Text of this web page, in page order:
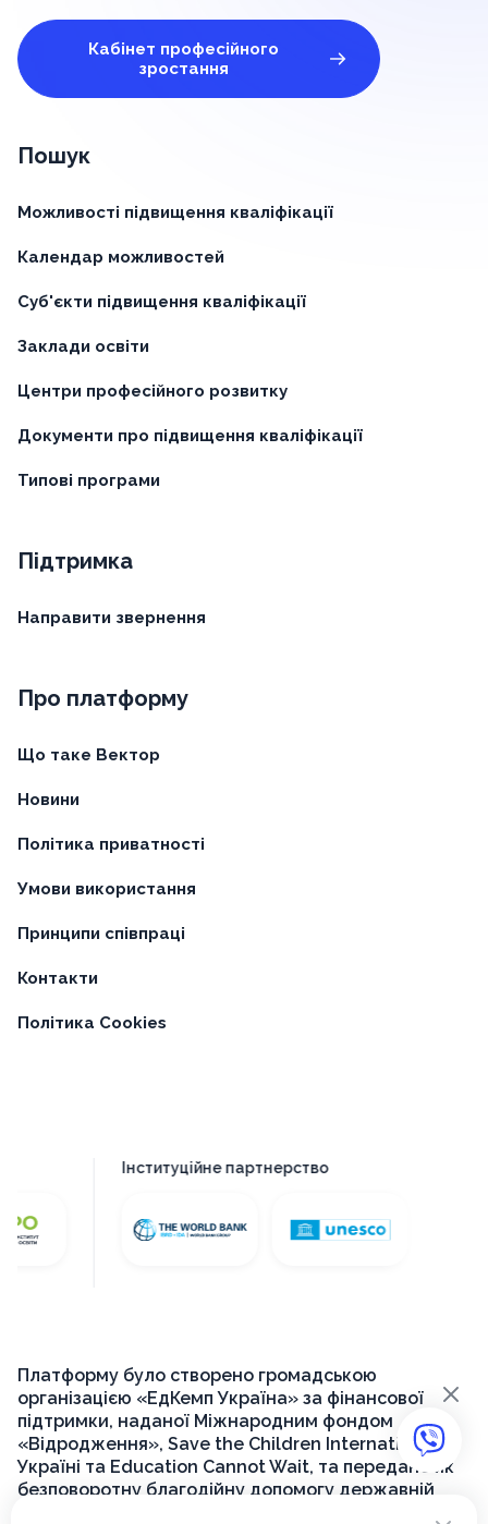
Кабінет професійного
зростання
Пошук
Можливості підвищення кваліфікації
Календар можливостей
Суб'єкти підвищення кваліфікації
Заклади освіти
Центри професійного розвитку
Документи про підвищення кваліфікації
Типові програми
Підтримка
Направити звернення
Про платформу
Що таке Вектор
Новини
Політика приватності
Умови використання
Принципи співпраці
Контакти
Політика Cookies
Інституційне партнерство
Платформу було створено громадською
організацією «ЕдКемп Україна» за фінансової
підтримки, наданої Міжнародним фондом
«Відродження», Save the Children International в
Україні та Education Cannot Wait, та передано як
безповоротну благодійну допомогу державній
×